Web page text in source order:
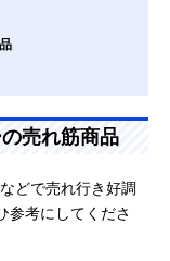
売れ筋商品
どで売れ行き好調
参考にしてくださ